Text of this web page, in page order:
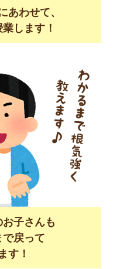
あわせて、
します！
子さんも
戻って
す！